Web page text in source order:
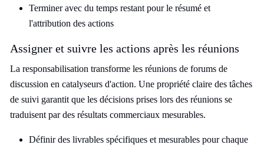
Terminer avec du temps restant pour le résumé et
l'attribution des actions
Assigner et suivre les actions après les réunions
La responsabilisation transforme les réunions de forums de
discussion en catalyseurs d'action. Une propriété claire des tâches
de suivi garantit que les décisions prises lors des réunions se
traduisent par des résultats commerciaux mesurables.
Définir des livrables spécifiques et mesurables pour chaque